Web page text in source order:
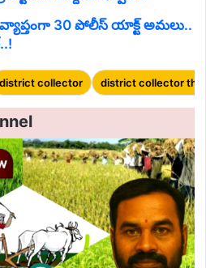
వ్యాప్తంగా 30 పోలీస్ యాక్ట్ అమలు..
district collector district collector